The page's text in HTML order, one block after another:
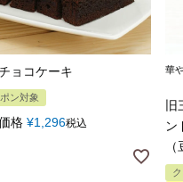
ョコケーキ
ン対象
格 ¥1,296税込
華
ン